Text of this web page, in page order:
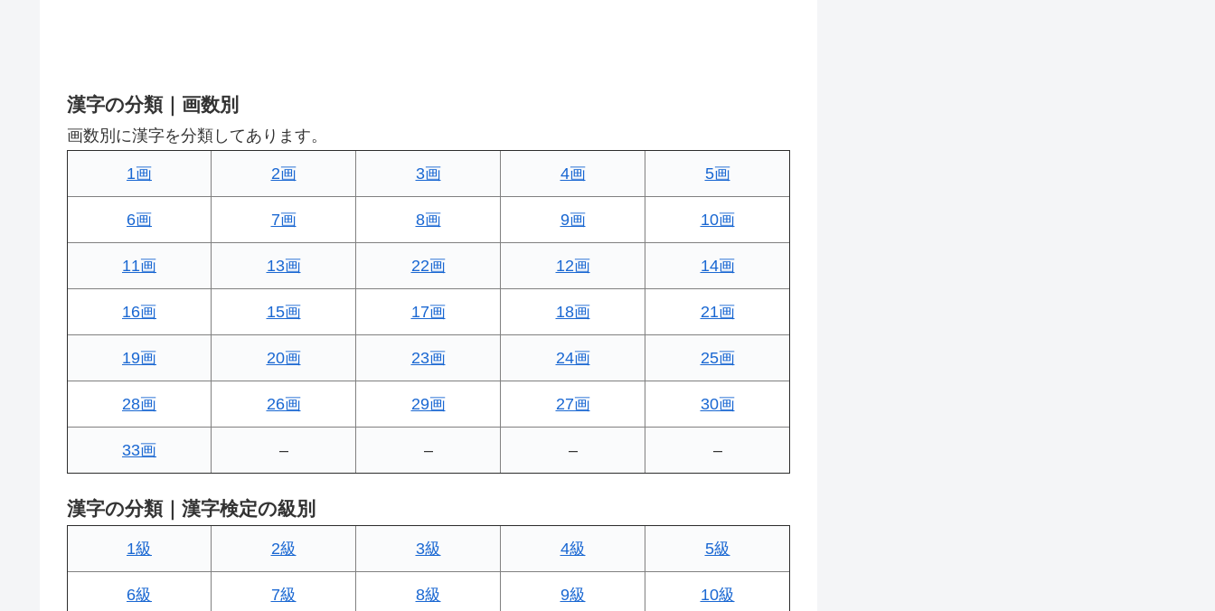
漢字の分類｜画数別
画数別に漢字を分類してあります。
1画 2画 3画 4画 5画
6画 7画 8画 9画 10画
11画 13画 22画 12画 14画
16画 15画 17画 18画 21画
19画 20画 23画 24画 25画
28画 26画 29画 27画 30画
33画 – – – –
漢字の分類｜漢字検定の級別
1級 2級 3級 4級 5級
6級 7級 8級 9級 10級